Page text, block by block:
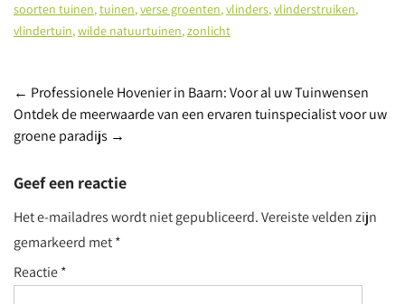
soorten tuinen,tuinen,verse groenten,vlinders,vlinderstruiken,
vlindertuin,wilde natuurtuinen,zonlicht
Berichtnavigatie
← Professionele Hovenier in Baarn: Voor al uw Tuinwensen
Ontdek de meerwaarde van een ervaren tuinspecialist voor uw
groene paradijs →
Geef een reactie
Het e-mailadres wordt niet gepubliceerd.Vereiste velden zijn
gemarkeerd met*
Reactie*